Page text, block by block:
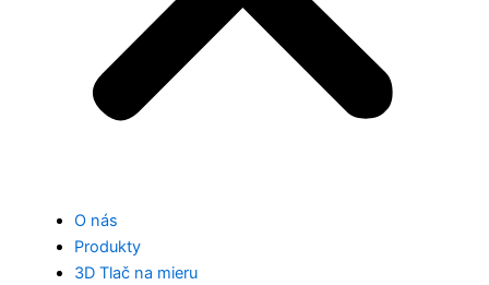
O nás
Produkty
3D Tlač na mieru